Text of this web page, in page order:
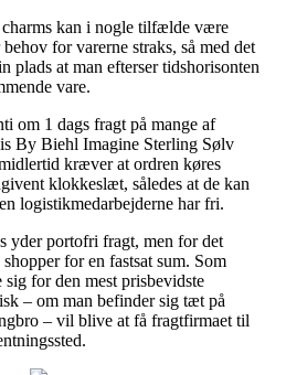
kan i nogle tilfælde være
for varerne straks, så med det
plads at man efterser tidshorisonten
vare.
om 1 dags fragt på mange af
By Biehl Imagine Sterling Sølv
kræver at ordren køres
klokkeslæt, således at de kan
logistikmedarbejderne har fri.
yder portofri fragt, men for det
for en fastsat sum. Som
for den mest prisbevidste
– om man befinder sig tæt på
– vil blive at få fragtfirmaet til